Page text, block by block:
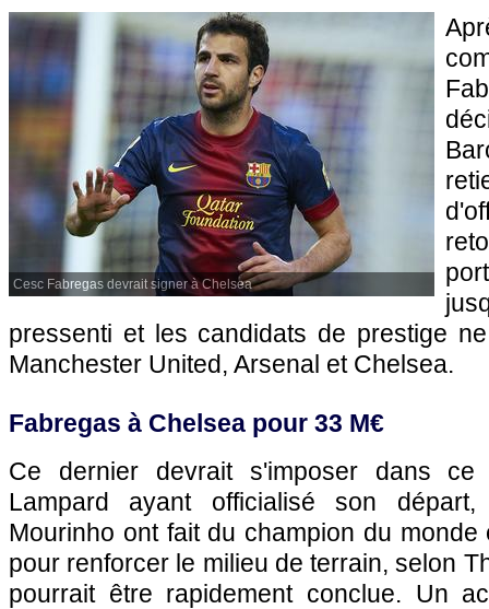
Cesc Fabregas devrait signer à Chelsea
pressenti et les candidats de prestige
Manchester United, Arsenal et Chelsea.
Fabregas à Chelsea pour 33 M€
Ce dernier devrait s'imposer dans
Lampard ayant officialisé son
Mourinho ont fait du champion du
pour renforcer le milieu de terrain, selon
pourrait être rapidement conclue. Un